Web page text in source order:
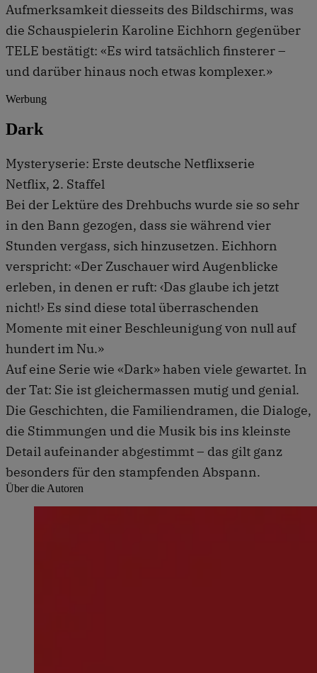
Aufmerksamkeit diesseits des Bildschirms, was
die Schauspielerin Karoline Eichhorn gegenüber
TELE bestätigt: «Es wird tatsächlich finsterer –
und darüber hinaus noch etwas komplexer.»
Werbung
Dark
Mysteryserie: Erste deutsche Netflixserie
Netflix, 2. Staffel
Bei der Lektüre des Drehbuchs wurde sie so sehr
in den Bann gezogen, dass sie während vier
Stunden vergass, sich hinzusetzen. Eichhorn
verspricht: «Der Zuschauer wird Augenblicke
erleben, in denen er ruft: ‹Das glaube ich jetzt
nicht!› Es sind diese total überraschenden
Momente mit einer Beschleunigung von null auf
hundert im Nu.»
Auf eine Serie wie «Dark» haben viele gewartet. In
der Tat: Sie ist gleichermassen mutig und genial.
Die Geschichten, die Familiendramen, die Dialoge,
die Stimmungen und die Musik bis ins kleinste
Detail aufeinander abgestimmt – das gilt ganz
besonders für den stampfenden Abspann.
Über die Autoren